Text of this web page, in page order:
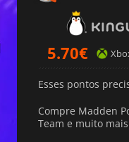
5.70€
Esses pontos
Compre Madden
Team e muito